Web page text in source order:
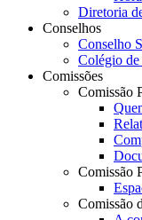
Diretoria
Conselhos
Conselho
Colégio
Comissões
Comissão
Comissão
Comissão